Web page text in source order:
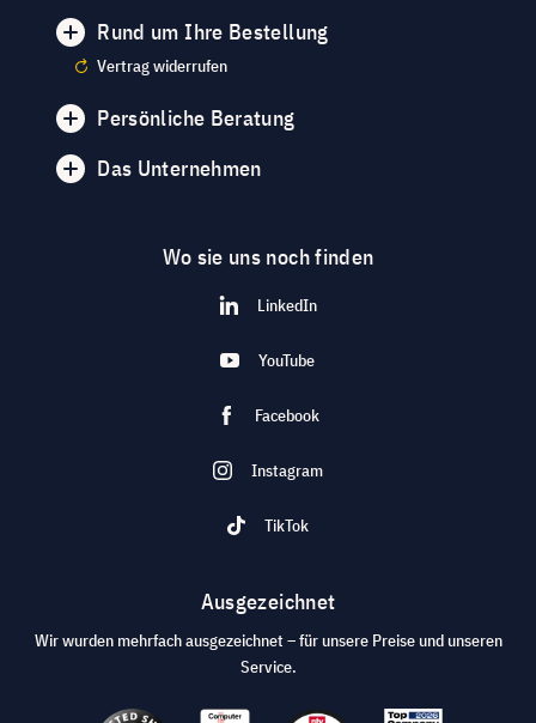
Rund um Ihre Bestellung
Vertrag widerrufen
Persönliche Beratung
Das Unternehmen
Wo sie uns noch finden
LinkedIn
YouTube
Facebook
Instagram
TikTok
Ausgezeichnet
Wir wurden mehrfach ausgezeichnet – für unsere Preise und unseren
Service.